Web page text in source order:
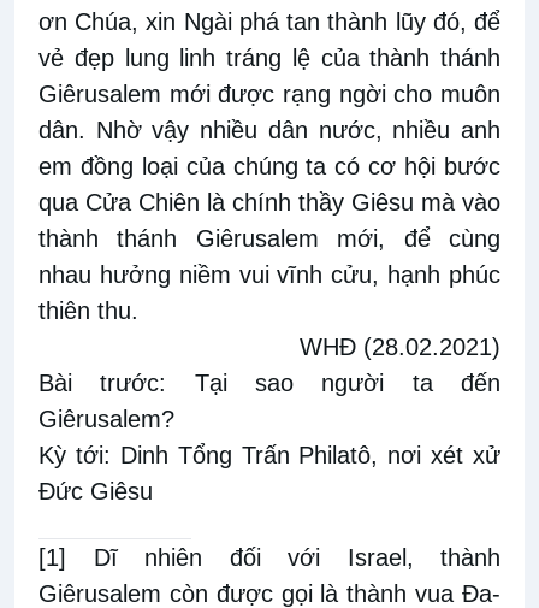
ơn Chúa, xin Ngài phá tan thành lũy đó, để
vẻ đẹp lung linh tráng lệ của thành thánh
Giêrusalem mới được rạng ngời cho muôn
dân. Nhờ vậy nhiều dân nước, nhiều anh
em đồng loại của chúng ta có cơ hội bước
qua Cửa Chiên là chính thầy Giêsu mà vào
thành thánh Giêrusalem mới, để cùng
nhau hưởng niềm vui vĩnh cửu, hạnh phúc
thiên thu.
WHĐ (28.02.2021)
Bài trước: Tại sao người ta đến
Giêrusalem?
Kỳ tới: Dinh Tổng Trấn Philatô, nơi xét xử
Đức Giêsu
[1]
Dĩ nhiên đối với Israel, thành
Giêrusalem còn được gọi là thành vua Đa-